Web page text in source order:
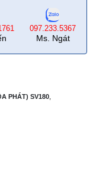
097.233.5367
Ms. Ngát
PHÁT) SV180